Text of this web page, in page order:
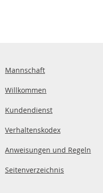
Mannschaft
Willkommen
Kundendienst
Verhaltenskodex
Anweisungen und Regeln
Seitenverzeichnis